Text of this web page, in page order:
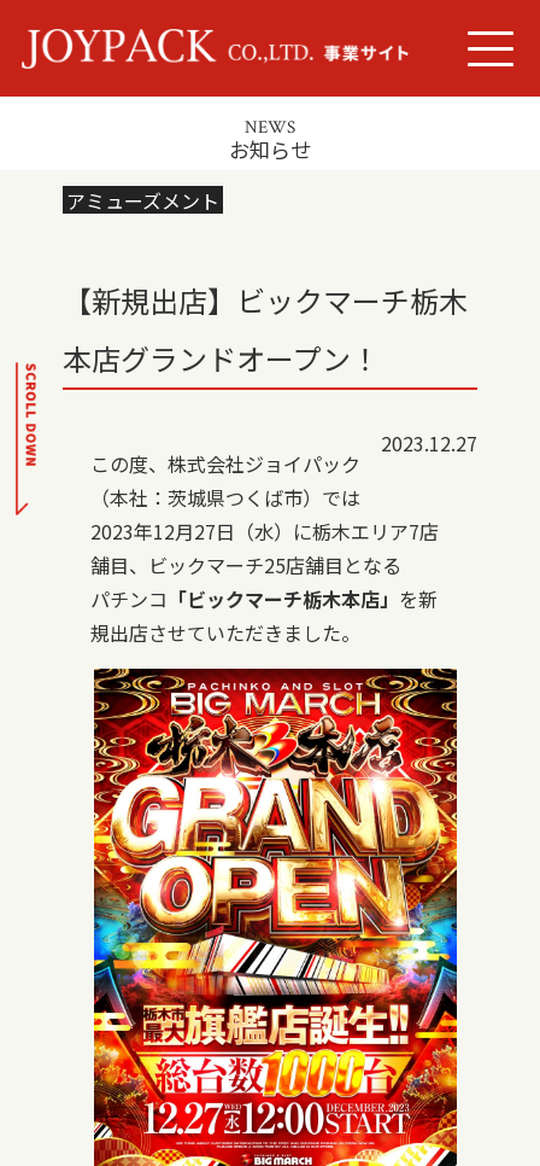
NEWS
お知らせ
アミューズメント
【新規出店】ビックマーチ栃木
本店グランドオープン！
2023.12.27
この度、株式会社ジョイパック
（本社：茨城県つくば市）では
2023年12月27日（水）に栃木エリア7店
舗目、ビックマーチ25店舗目となる
パチンコ 「ビックマーチ栃木本店」 を新
規出店させていただきました。